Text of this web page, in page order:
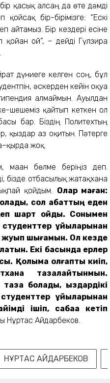
қасық алсаң да өте дәмді
бір-бірімізге: “Ескі
айтамыз. Бір кездері есіне
ғой”, – дейді Гүлзира
дүниеге келген соң, бұл
әскерден кейін оқуға
алмаймын. Ауылдан
шешеміз қайтып кеткен ол
бар. Біздің Политехтың
қыздар аз оқитын. Пәтерге
жоқ.
бөлме беріңіз деп.
бізде отбасылық жатақхана
қойдым. Олар маған:
сол қабаттың еден
шарт қойды. Сонымен
ұйқыларынан
жуып шығамын. Ол кезде
Екі басында ерлер
Қолыма қолғапты киіп,
тазалайтынмын.
болады, қыздардікі
ұйқыларынан
ішіп, сабаққа кетіп
Нұртас Айдарбеков.
НҰРТАС АЙДАРБЕКОВ